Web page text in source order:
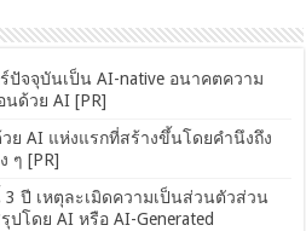
ปัจจุบันเป็น AI-native อนาคตความ
ด้วย AI [PR]
ย AI แห่งแรกที่สร้างขึ้นโดยคำนึงถึง
ๆ [PR]
ปี เหตุละเมิดความเป็นส่วนตัวส่วน
โดย AI หรือ AI-Generated